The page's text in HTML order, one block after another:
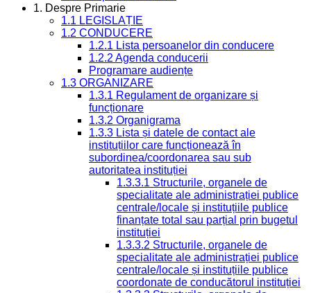
1. Despre Primarie
1.1 LEGISLAȚIE
1.2 CONDUCERE
1.2.1 Lista persoanelor din conducere
1.2.2 Agenda conducerii
Programare audiențe
1.3 ORGANIZARE
1.3.1 Regulament de organizare și
funcționare
1.3.2 Organigrama
1.3.3 Lista și datele de contact ale
instituțiilor care funcționează în
subordinea/coordonarea sau sub
autoritatea instituției
1.3.3.1 Structurile, organele de
specialitate ale administrației publice
centrale/locale și instituțiile publice
finanțate total sau parțial prin bugetul
instituției
1.3.3.2 Structurile, organele de
specialitate ale administrației publice
centrale/locale și instituțiile publice
coordonate de conducătorul instituției